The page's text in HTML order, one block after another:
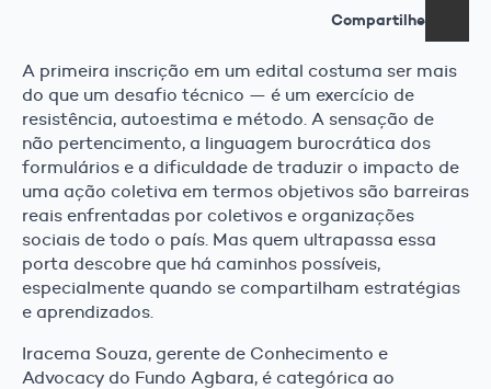
Compartilhe
A primeira inscrição em um edital costuma ser mais
do que um desafio técnico — é um exercício de
resistência, autoestima e método. A sensação de
não pertencimento, a linguagem burocrática dos
formulários e a dificuldade de traduzir o impacto de
uma ação coletiva em termos objetivos são barreiras
reais enfrentadas por coletivos e organizações
sociais de todo o país. Mas quem ultrapassa essa
porta descobre que há caminhos possíveis,
especialmente quando se compartilham estratégias
e aprendizados.
Iracema Souza, gerente de Conhecimento e
Advocacy do Fundo Agbara, é categórica ao